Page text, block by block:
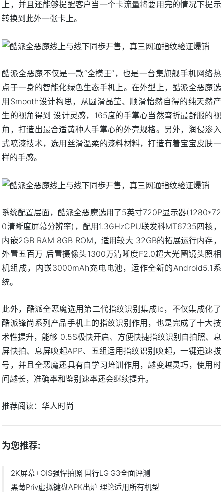
上，并且还能够提醒客户当一个卡流量将要用完的情况下提示
转换到此外一张卡上。
酷派全恶魔不仅是一款“全模王”，也是一台集旗舰手机网络热
点于一身的智能化绿色生态手机上。在外型上，酷派全恶魔选
用Smooth设计构思，从圆滑晶莹、顺滑怡然自得的纯天然产
生的视角得到 设计灵感，165度的手掌心当然弯折最舒服的视
角，打造出最合适黄种人手掌心的外壳规格。另外，润侵渗入
式喷漆技术，选用丝滑溫柔的漆料材料，打造有着宝宝皮肤一
样的手感。
系统配置层面，酷派全恶魔选用了5英寸720P显示器(1280*72
0清晰度屏幕分辨率)，配用1.3GHzCPU联发科MT6735四核，
内嵌2GB RAM 8GB ROM，适用较大 32GB的拓展运行内存，
外置五百万 后置摄像头1300万清晰度F2.0超大光圈镜头照相
机组成，内嵌3000mAh充电电池，运作全新的Android5.1系
统。
此外，酷派全恶魔选用第二代指纹识别集成ic，不仅集成化了
酷派锋尚系列产品手机上的指纹识别作用，也是完成了十大技
术性提升，能够 0.5S极快开启、方便快捷指纹识别自拍照、息
屏快拍、息屏唤起APP、五组运用指纹识别唤起，一键迅速拔
号，并且全恶魔还具有自学习培训作用，越变越灵巧，使用时
间越长，准确率和鉴别速率还会继续提升。
推荐阅读：华人时尚
为您推荐:
2K屏幕+OIS强悍拍照 国行LG G3全面评测
黑莓Priv虚拟键盘APK出炉 理论适用所有机型